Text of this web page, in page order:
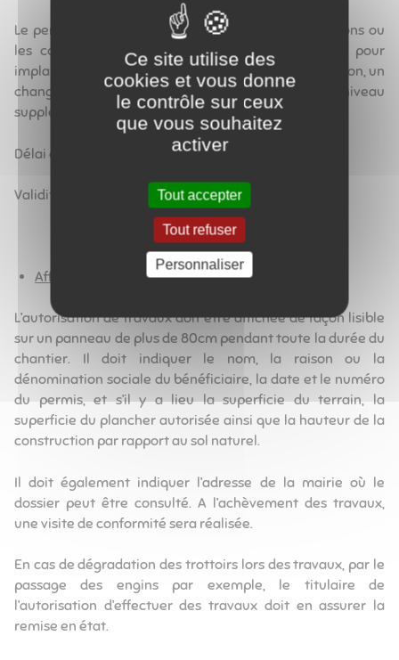
Le permis de construire s’applique pour les extensions ou
les constructions supérieures à 20 m2 de SHOB, pour
implanter une construction à usage d’habitation ou non, un
changement de destination, ou création de niveau
supplémentaire.
Délai d’obtention : 2 mois
Validité : 3 ans
Affichage début travaux
L’autorisation de travaux doit être affichée de façon lisible
sur un panneau de plus de 80cm pendant toute la durée du
chantier. Il doit indiquer le nom, la raison ou la
dénomination sociale du bénéficiaire, la date et le numéro
du permis, et s’il y a lieu la superficie du terrain, la
superficie du plancher autorisée ainsi que la hauteur de la
construction par rapport au sol naturel.
Il doit également indiquer l’adresse de la mairie où le
dossier peut être consulté. A l’achèvement des travaux,
une visite de conformité sera réalisée.
En cas de dégradation des trottoirs lors des travaux, par le
passage des engins par exemple, le titulaire de
l’autorisation d’effectuer des travaux doit en assurer la
remise en état.
Ce site utilise des
cookies et vous donne
le contrôle sur ceux
que vous souhaitez
activer
Tout accepter
Tout refuser
Personnaliser